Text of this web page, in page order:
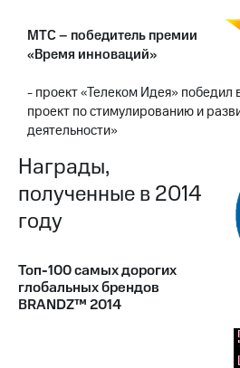
МТС – победитель премии
«Время инноваций»
- проект «Телеком Идея»
проект по стимулированию и
деятельности»
Награды,
полученные в 2014
году
Топ-100 самых дорогих
глобальных брендов
BRANDZ™ 2014